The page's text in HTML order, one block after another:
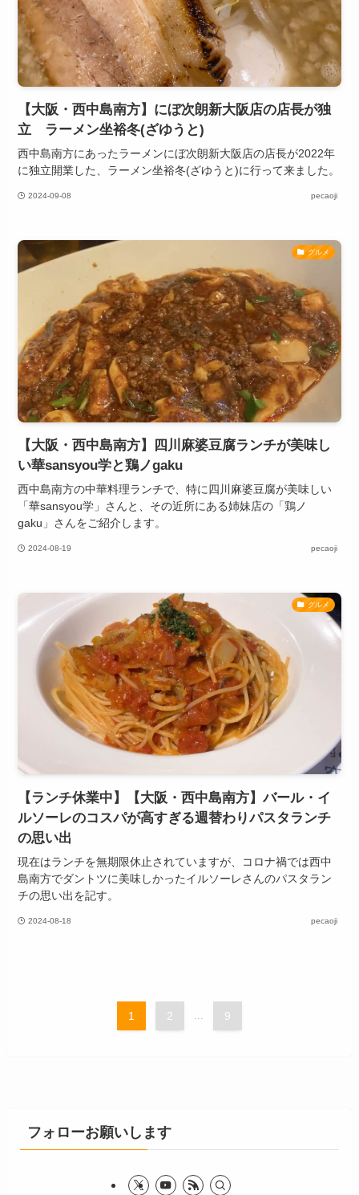
【大阪・西中島南方】にぼ次朗新大阪店の店長が独
立 ラーメン坐裕冬(ざゆうと)
西中島南方にあったラーメンにぼ次朗新大阪店の店長が2022年
に独立開業した、ラーメン坐裕冬(ざゆうと)に行って来ました。
2024-09-08 pecaoji
グルメ
【大阪・西中島南方】四川麻婆豆腐ランチが美味し
い華sansyou学と鶏ノgaku
西中島南方の中華料理ランチで、特に四川麻婆豆腐が美味しい
「華sansyou学」さんと、その近所にある姉妹店の「鶏ノ
gaku」さんをご紹介します。
2024-08-19 pecaoji
グルメ
【ランチ休業中】【大阪・西中島南方】バール・イ
ルソーレのコスパが高すぎる週替わりパスタランチ
の思い出
現在はランチを無期限休止されていますが、コロナ禍では西中
島南方でダントツに美味しかったイルソーレさんのパスタラン
チの思い出を記す。
2024-08-18 pecaoji
1 2 9
フォローお願いします